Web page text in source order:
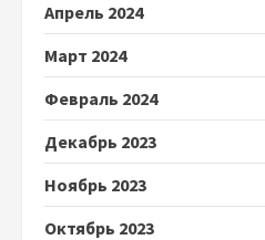
Апрель 2024
Март 2024
Февраль 2024
Декабрь 2023
Ноябрь 2023
Октябрь 2023